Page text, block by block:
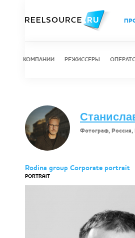
КОМПАНИИ РЕЖИССЕРЫ
Фотограф, Россия,
Rodina group Corporate portrait
PORTRAIT